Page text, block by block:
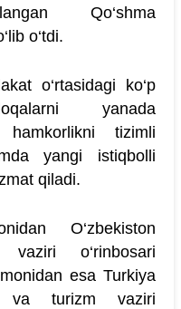
Qo‘shma
o‘tdi.
o‘rtasidagi ko‘p
yanada
hamkorlikni tizimli
yangi istiqbolli
qiladi.
O‘zbekiston
vaziri o‘rinbosari
esa Turkiya
va turizm vaziri